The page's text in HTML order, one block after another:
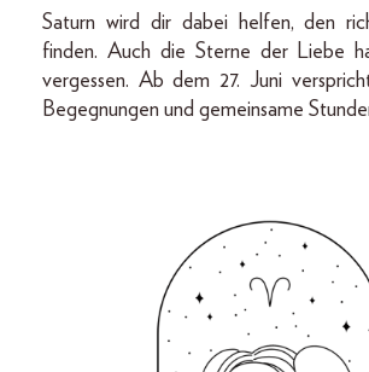
Saturn wird dir dabei helfen, den
finden. Auch die Sterne der Liebe
vergessen. Ab dem 27. Juni
Begegnungen und gemeinsame